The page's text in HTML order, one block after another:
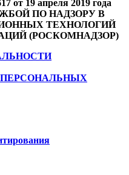
от 19 апреля 2019 года
ПО НАДЗОРУ В
ТЕХНОЛОГИЙ
(РОСКОМНАДЗОР)
ПЕРСОНАЛЬНЫХ